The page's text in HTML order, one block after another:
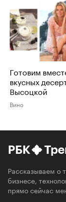
Готовим
вкусных
Высоцкой
Вино
РБК
Рассказываем о
бизнесе,
прямо сейчас